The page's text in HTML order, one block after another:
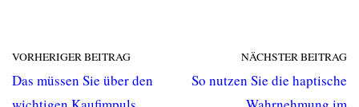
VORHERIGER BEITRAG
Das müssen Sie über den
NÄCHSTER BEITRAG
So nutzen Sie die haptische